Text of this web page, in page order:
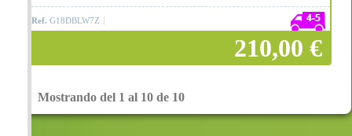
Ref. G18DBLW7Z
210,00 €
Mostrando del 1 al 10 de 10